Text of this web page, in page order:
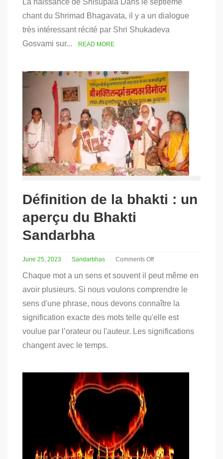
Krishna
peut-
Il
être
par
(Partie
chant du Shrimad Bhagavata, il y a un dialogue
très intéressant récité par Shri Shukadeva
Gosvami sur...
READ MORE
Définition de la bhakti : un
aperçu du Bhakti
Sandarbha
June 25, 2023 Sandarbhas
Comments Off
Définition
de
la
bhakti
un
aperçu
Chaque mot a un sens et souvent il peut même en
avoir plusieurs. Si nous voulons comprendre le
sens d'une phrase, nous devons connaître la
signification exacte des mots telle qu'elle est
voulue par l’orateur ou l'auteur. Les significations
changent avec le temps.